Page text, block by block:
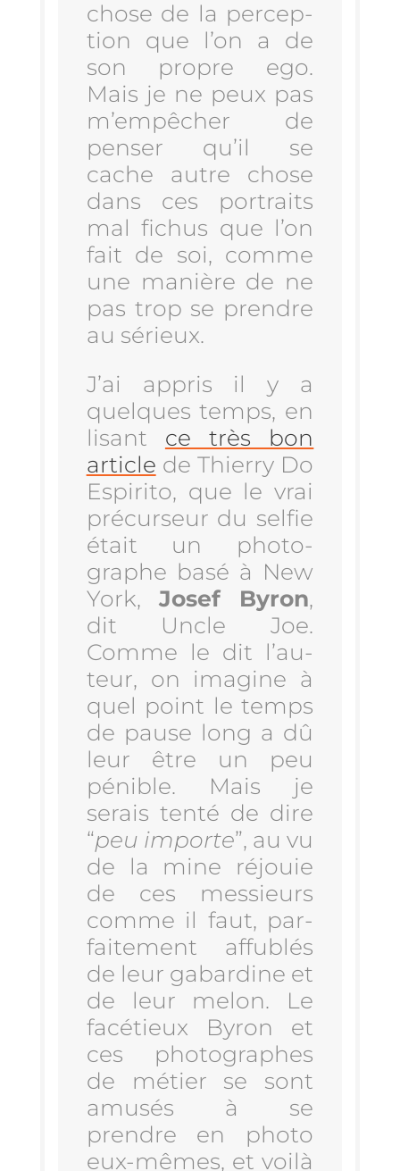
chose de la per­cep­
tion que l’on a de
son propre ego.
Mais je ne peux pas
m’empêcher de
pen­ser qu’il se
cache autre chose
dans ces por­traits
mal fichus que l’on
fait de soi, comme
une manière de ne
pas trop se prendre
au sérieux.
J’ai appris il y a
quelques temps, en
lisant ce très bon
article de Thier­ry Do
Espi­ri­to, que le vrai
pré­cur­seur du sel­fie
était un pho­to­
graphe basé à New
York, Josef Byron,
dit Uncle Joe.
Comme le dit l’au­
teur, on ima­gine à
quel point le temps
de pause long a dû
leur être un peu
pénible. Mais je
serais ten­té de dire
“peu importe”, au vu
de la mine réjouie
de ces mes­sieurs
comme il faut, par­
fai­te­ment affu­blés
de leur gabar­dine et
de leur melon. Le
facé­tieux Byron et
ces pho­to­graphes
de métier se sont
amu­sés à se
prendre en pho­to
eux-mêmes, et voi­là